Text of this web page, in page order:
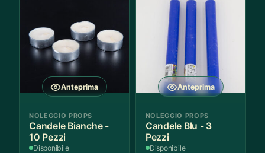
Anteprima
NOLEGGIO PROPS
Candele Bianche -
10 Pezzi
Disponibile
Anteprima
NOLEGGIO PROPS
Candele Blu - 3
Pezzi
Disponibile